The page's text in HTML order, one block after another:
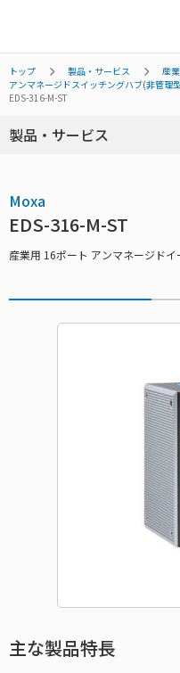
トップ 製品・サービス
産
アンマネージドスイッチングハブ(非管理
EDS-316-M-ST
製品・サービス
Moxa
EDS-316-M-ST
産業用 16ポート アンマネージド
主な製品特長